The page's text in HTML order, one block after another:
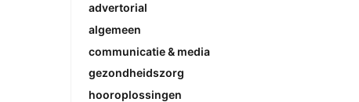
advertorial
algemeen
communicatie & media
gezondheidszorg
hooroplossingen